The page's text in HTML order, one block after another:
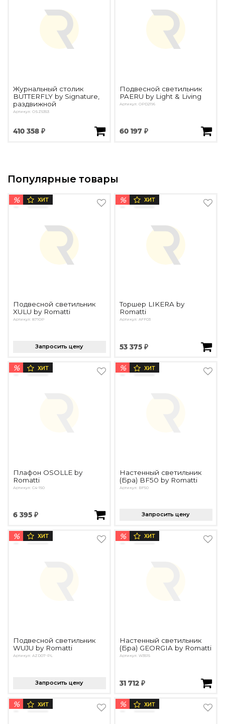
Журнальный столик
BUTTERFLY by Signature,
раздвижной
Артикул: OSZ5353
410 358 ₽
Подвесной светильник
PAERU by Light & Living
Артикул: OPD2196
60 197 ₽
Популярные товары
% ХИТ
Подвесной светильник
XULU by Romatti
Артикул: 8710P
Запросить цену
% ХИТ
Торшер LIKERA by
Romatti
Артикул: AFF03
53 375 ₽
% ХИТ
Плафон OSOLLE by
Romatti
Артикул: C4-150
6 395 ₽
% ХИТ
Настенный светильник
(Бра) BF50 by Romatti
Артикул: BF50
Запросить цену
% ХИТ
Подвесной светильник
WUJU by Romatti
Артикул: AZD07-PL
Запросить цену
% ХИТ
Настенный светильник
(Бра) GEORGIA by Romatti
Артикул: W3515
31 712 ₽
% ХИТ % ХИТ